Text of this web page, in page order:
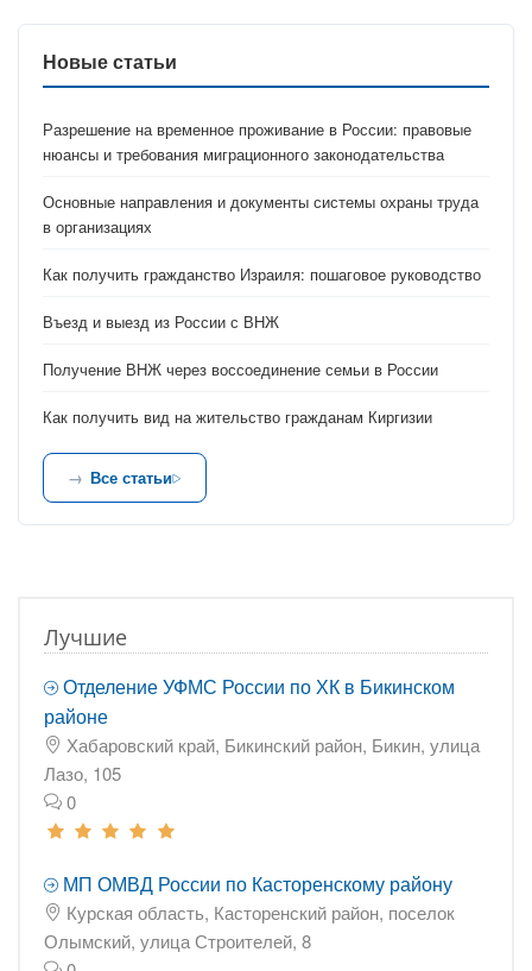
Новые статьи
Разрешение на временное проживание в России: правовые
нюансы и требования миграционного законодательства
Основные направления и документы системы охраны труда
в организациях
Как получить гражданство Израиля: пошаговое руководство
Въезд и выезд из России с ВНЖ
Получение ВНЖ через воссоединение семьи в России
Как получить вид на жительство гражданам Киргизии
Все статьи
Лучшие
Отделение УФМС России по ХК в Бикинском
районе
Хабаровский край, Бикинский район, Бикин, улица
Лазо, 105
0
МП ОМВД России по Касторенскому району
Курская область, Касторенский район, поселок
Олымский, улица Строителей, 8